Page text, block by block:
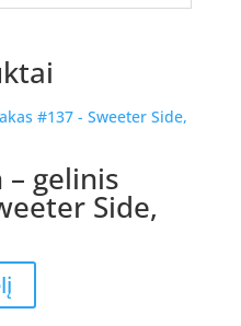
– gelinis
Side,